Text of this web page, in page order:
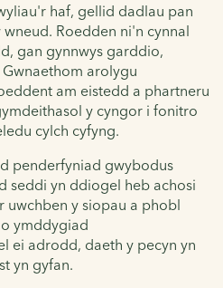
haf, gellid dadlau pan
Roedden ni'n cynnal
gan gynnwys garddio,
arolygu
am eistedd a phartneru
y cyngor i fonitro
cylch cyfyng.
penderfyniad gwybodus
seddi yn ddiogel heb achosi
uwchben y siopau a phobl
ymddygiad
ei adrodd, daeth y pecyn yn
yn gyfan.